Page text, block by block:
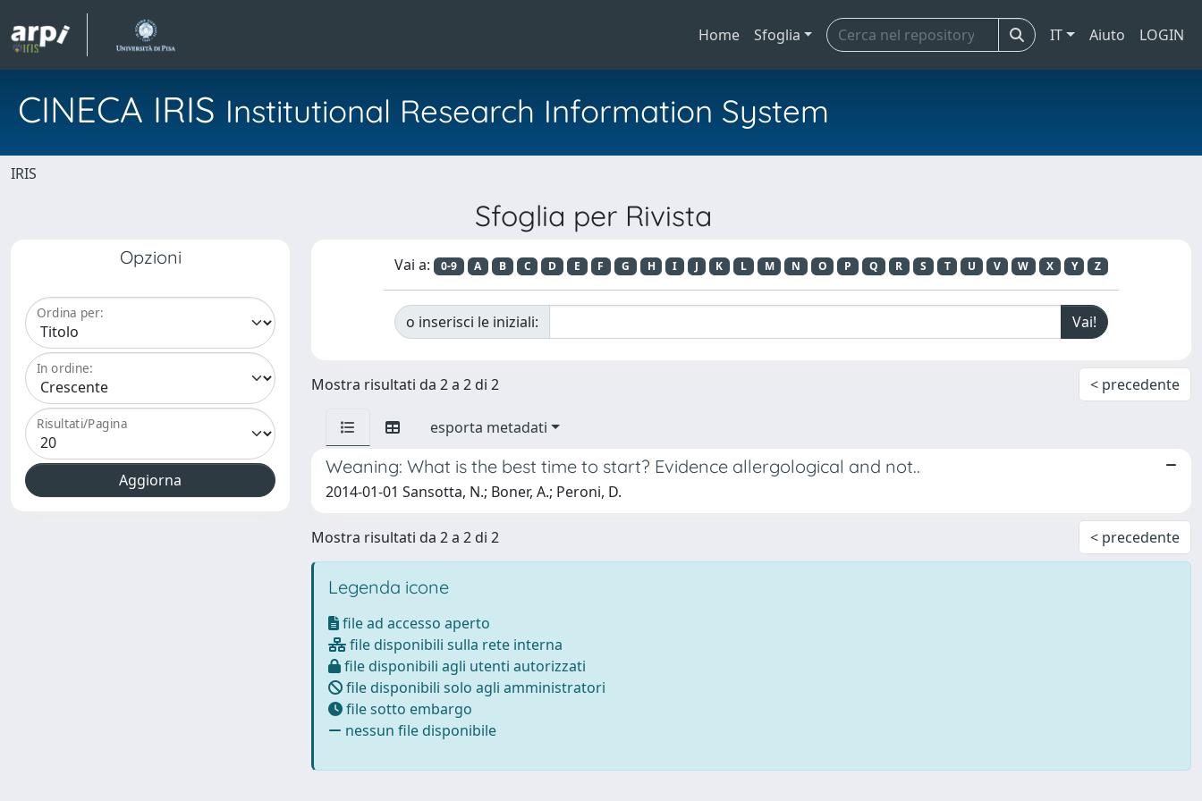
Home Sfoglia IT Aiuto LOGIN
CINECA IRIS Institutional Research Information System
IRIS
Sfoglia per Rivista
Opzioni
Ordina per:
In ordine:
Risultati/Pagina
Vai a: 0-9 A B C D E F G H I J K L M N O P Q R S T U V W X Y Z
o inserisci le iniziali:
Mostra risultati da 2 a 2 di 2 < precedente
esporta metadati
Weaning: What is the best time to start? Evidence allergological and not..
2014-01-01 Sansotta, N.; Boner, A.; Peroni, D.
Mostra risultati da 2 a 2 di 2 < precedente
Legenda icone
file ad accesso aperto
file disponibili sulla rete interna
file disponibili agli utenti autorizzati
file disponibili solo agli amministratori
file sotto embargo
nessun file disponibile